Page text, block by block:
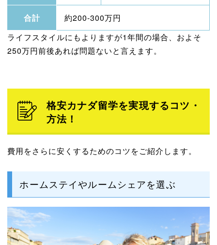
合計
約200-300万円
ライフスタイルにもよりますが1年間の場合、およそ
250万円前後あれば問題ないと言えます。
格安カナダ留学を実現するコツ・
方法！
費用をさらに安くするためのコツをご紹介します。
ホームステイやルームシェアを選ぶ